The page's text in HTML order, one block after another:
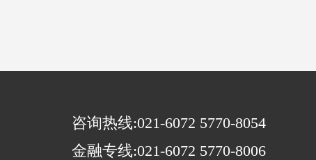
咨询热线:021-6072 5770-8054
金融专线:021-6072 5770-8006